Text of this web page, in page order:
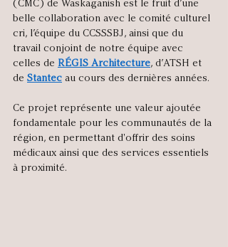
(CMC) de Waskaganish est le fruit d’une
belle collaboration avec le comité culturel
cri, l’équipe du CCSSSBJ, ainsi que du
travail conjoint de notre équipe avec
celles de RÉGIS Architecture, d’ATSH et
de Stantec au cours des dernières années.
Ce projet représente une valeur ajoutée
fondamentale pour les communautés de la
région, en permettant d'offrir des soins
médicaux ainsi que des services essentiels
à proximité.